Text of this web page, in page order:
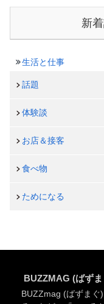
新
生活と仕事
話題
体験談
お店＆接客
食べ物
ためになる
BUZZMAG (ばず
BUZZmag (ばずまぐ